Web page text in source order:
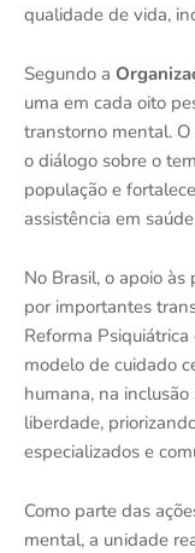
qualidade de vida,
Segundo a
uma em cada oito
transtorno mental.
o diálogo sobre o
população e
assistência em
No Brasil, o apoio
por importantes
Reforma
modelo de cuidado
humana, na
liberdade,
especializados e
Como parte das
mental, a unidade